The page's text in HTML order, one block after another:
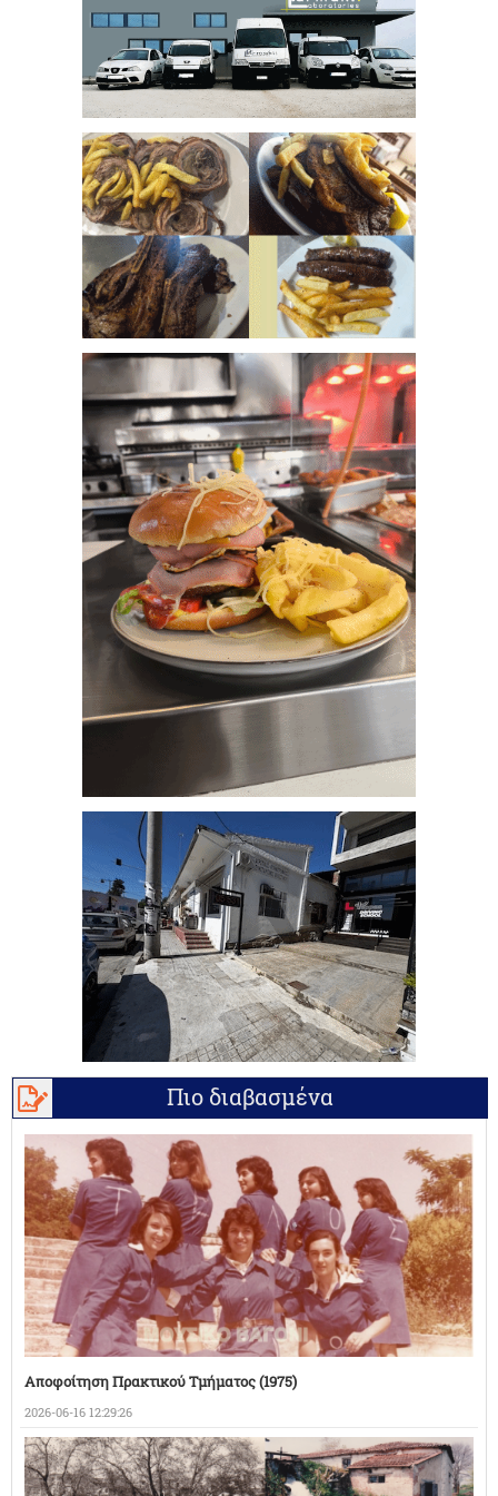
Πιο διαβασμένα
Αποφοίτηση Πρακτικού Τμήματος (1975)
2026-06-16 12:29:26